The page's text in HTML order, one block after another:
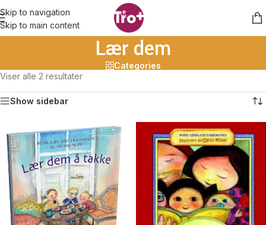
Skip to navigation
Skip to main content
Lær dem
Categories
Viser alle 2 resultater
Show sidebar